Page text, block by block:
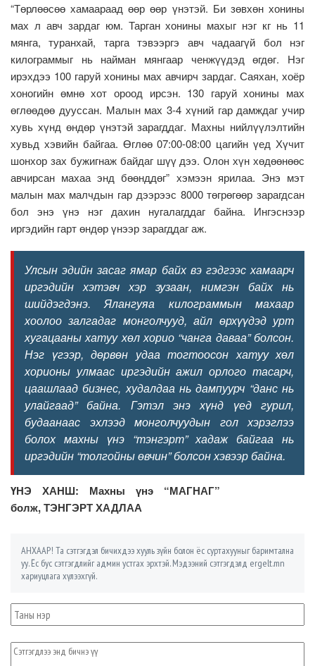
“Төрлөөсөө хамаараад өөр өөр үнэтэй. Би зөвхөн хонины
мах л авч зардаг юм. Тарган хонины махыг нэг кг нь 11
мянга, туранхай, тарга тэвээргэ авч чадаагүй бол нэг
килограммыг нь найман мянгаар ченжүүдэд өгдөг. Нэг
ирэхдээ 100 гаруй хонины мах авчирч зардаг. Саяхан, хоёр
хоногийн өмнө хот ороод ирсэн. 130 гаруй хонины мах
өглөөдөө дууссан. Малын мах 3-4 хүний гар дамждаг учир
хувь хүнд өндөр үнэтэй зарагддаг. Махны нийлүүлэлтийн
хувьд хэвийн байгаа. Өглөө 07:00-08:00 цагийн үед Хүчит
шонхор зах бужигнаж байдаг шүү дээ. Олон хүн хөдөөнөөс
авчирсан махаа энд бөөнддөг” хэмээн ярилаа. Энэ мэт
малын мах малчдын гар дээрээс 8000 төгрөгөөр зарагдсан
бол энэ үнэ нэг дахин нугалагддаг байна. Ингэснээр
иргэдийн гарт өндөр үнээр зарагддаг аж.
Улсын эдийн засаг ямар байх вэ гэдгээс хамаарч
иргэдийн хэтэвч хэр зузаан, нимгэн байх нь
шийдэгдэнэ. Ялангуяа килограммын махаар
хоолоо залгадаг монголчууд, айл өрхүүдэд урт
хугацааны хатуу хөл хорио “чанга даваа” болсон.
Нэг үгээр, дөрвөн удаа тогтоосон хатуу хөл
хорионы улмаас иргэдийн ажил орлого тасарч,
цаашлаад бизнес, худалдаа нь дампуурч “данс нь
улайгаад” байна. Гэтэл энэ хүнд үед гурил,
будаанаас эхлээд монголчуудын гол хэрэглээ
болох махны үнэ “тэнгэрт” хадаж байгаа нь
иргэдийн “толгойны өвчин” болсон хэвээр байна.
ҮНЭ ХАНШ: Махны үнэ “МАГНАГ”
болж, ТЭНГЭРТ ХАДЛАА
АНХААР! Та сэтгэгдэл бичихдээ хууль зүйн болон ёс суртахууныг баримтална
уу. Ёс бус сэтгэгдлийг админ устгах эрхтэй. Мэдээний сэтгэгдэлд ergelt.mn
хариуцлага хүлээхгүй.